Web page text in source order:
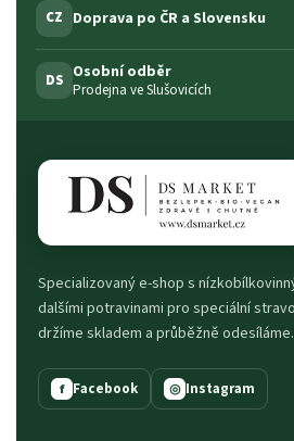
CZ Doprava po ČR a Slovensku
DS Osobní odběr
Prodejna ve Slušovicích
Specializovaný e-shop s
dalšími potravinami pro speciální
držíme skladem a průběžně odesíláme.
f Facebook ◎ Instagram